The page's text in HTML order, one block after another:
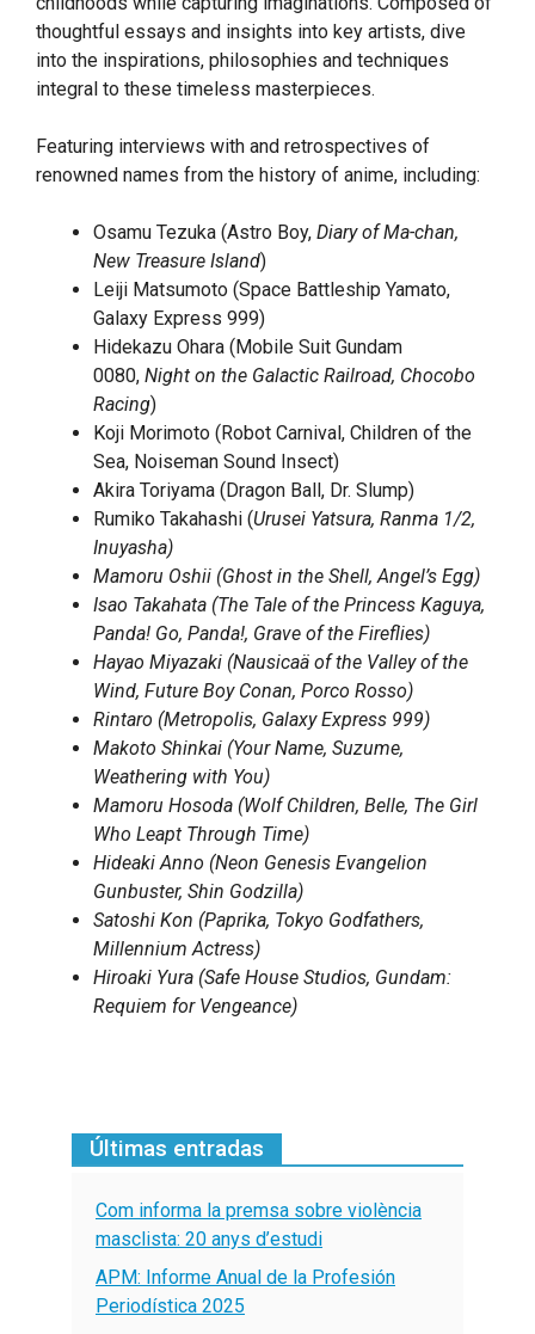
thoughtful essays and insights into key artists, dive
into the inspirations, philosophies and techniques
integral to these timeless masterpieces.
Featuring interviews with and retrospectives of
renowned names from the history of anime, including:
Osamu Tezuka (Astro Boy, Diary of Ma-chan,
New Treasure Island)
Leiji Matsumoto (Space Battleship Yamato,
Galaxy Express 999)
Hidekazu Ohara (Mobile Suit Gundam
0080, Night on the Galactic Railroad, Chocobo
Racing)
Koji Morimoto (Robot Carnival, Children of the
Sea, Noiseman Sound Insect)
Akira Toriyama (Dragon Ball, Dr. Slump)
Rumiko Takahashi (Urusei Yatsura, Ranma 1/2,
Inuyasha)
Mamoru Oshii (Ghost in the Shell, Angel’s Egg)
Isao Takahata (The Tale of the Princess Kaguya,
Panda! Go, Panda!, Grave of the Fireflies)
Hayao Miyazaki (Nausicaä of the Valley of the
Wind, Future Boy Conan, Porco Rosso)
Rintaro (Metropolis, Galaxy Express 999)
Makoto Shinkai (Your Name, Suzume,
Weathering with You)
Mamoru Hosoda (Wolf Children, Belle, The Girl
Who Leapt Through Time)
Hideaki Anno (Neon Genesis Evangelion
Gunbuster, Shin Godzilla)
Satoshi Kon (Paprika, Tokyo Godfathers,
Millennium Actress)
Hiroaki Yura (Safe House Studios, Gundam:
Requiem for Vengeance)
Últimas entradas
Com informa la premsa sobre violència
masclista: 20 anys d’estudi
APM: Informe Anual de la Profesión
Periodística 2025